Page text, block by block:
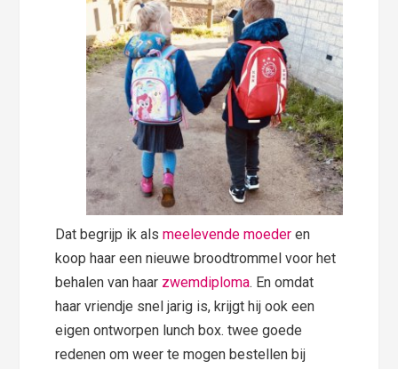
Dat begrijp ik alsmeelevende moeder en
koop haar een nieuwe broodtrommel voor het
behalen van haar zwemdiploma. En omdat
haar vriendje snel jarig is, krijgt hij ook een
eigen ontworpen lunch box. twee goede
redenen om weer te mogen bestellen bij